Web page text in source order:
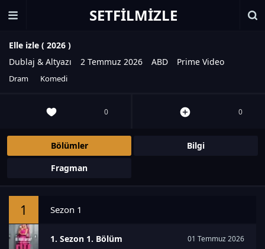
SETFILMIZLE
Elle izle ( 2026 )
Dublaj & Altyazı
2 Temmuz 2026 ABD Prime Video
Dram Komedi
0 0
Bölümler
Bilgi
Fragman
1 Sezon 1
1. Sezon 1. Bölüm 01 Temmuz 2026